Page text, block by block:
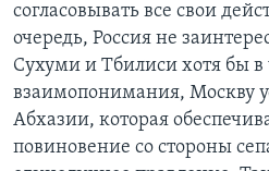
согласовывать все свои
очередь, Россия не
Сухуми и Тбилиси хотя бы в
взаимопонимания, Москву
Абхазии, которая
повиновение со стороны